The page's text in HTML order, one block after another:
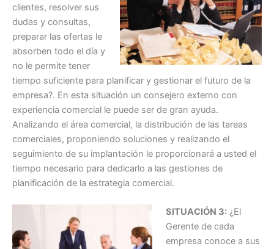
clientes, resolver sus
dudas y consultas,
preparar las ofertas le
absorben todo el día y
no le permite tener
tiempo suficiente para planificar y gestionar el futuro de la
empresa?. En esta situación un consejero externo con
experiencia comercial le puede ser de gran ayuda.
Analizando el área comercial, la distribución de las tareas
comerciales, proponiendo soluciones y realizando el
seguimiento de su implantación le proporcionará a usted el
tiempo necesario para dedicarlo a las gestiones de
planificación de la estrategia comercial.
SITUACIÓN 3:¿El
Gerente de cada
empresa conoce a sus